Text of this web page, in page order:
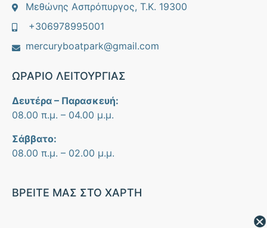
Μεθώνης Ασπρόπυργος, Τ.Κ. 19300
+306978995001
mercuryboatpark@gmail.com
ΩΡΑΡΙΟ ΛΕΙΤΟΥΡΓΙΑΣ
Δευτέρα – Παρασκευή:
08.00 π.μ. – 04.00 μ.μ.
Σάββατο:
08.00 π.μ. – 02.00 μ.μ.
ΒΡΕΙΤΕ ΜΑΣ ΣΤΟ ΧΑΡΤΗ